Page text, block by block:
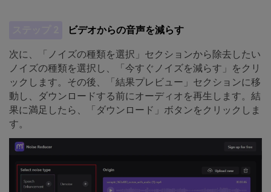
ビデオからの音声を減らす
次に、「ノイズの種類を選択」セクションから除去したい
ノイズの種類を選択し、「今すぐノイズを減らす」をクリ
ックします。その後、「結果プレビュー」セクションに移
動し、ダウンロードする前にオーディオを再生します。結
果に満足したら、「ダウンロード」ボタンをクリックしま
す。